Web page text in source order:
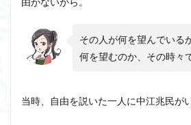
その人が何を望んでいる
何を望むのか、その時々
当時、自由を説いた一人に中江兆民が